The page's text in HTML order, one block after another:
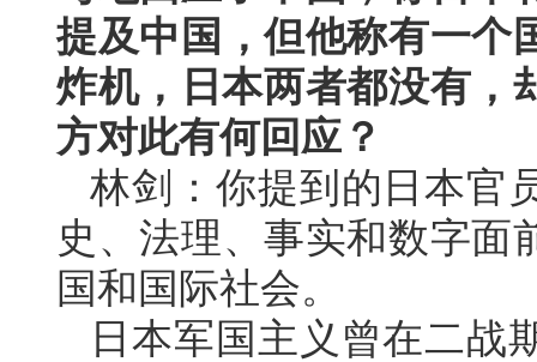
提及中国，但他称有一个
炸机，日本两者都没有，
方对此有何回应？
林剑：你提到的日本官
史、法理、事实和数字面
国和国际社会。
日本军国主义曾在二战